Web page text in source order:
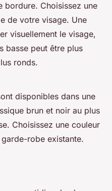
bordure. Choisissez une
de votre visage. Une
visuellement le visage,
basse peut être plus
ronds.
disponibles dans une
brun et noir au plus
Choisissez une couleur
robe existante.